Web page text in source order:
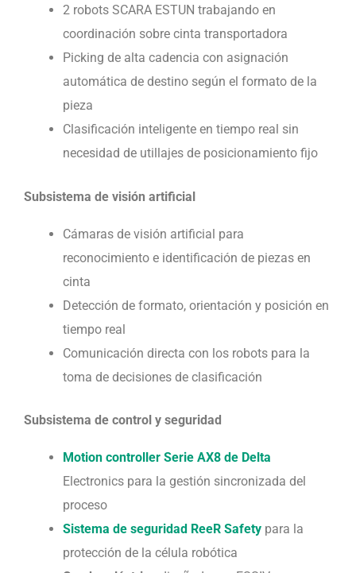
2 robots SCARA ESTUN trabajando en
coordinación sobre cinta transportadora
Picking de alta cadencia con asignación
automática de destino según el formato de la
pieza
Clasificación inteligente en tiempo real sin
necesidad de utillajes de posicionamiento fijo
Subsistema de visión artificial
Cámaras de visión artificial para
reconocimiento e identificación de piezas en
cinta
Detección de formato, orientación y posición en
tiempo real
Comunicación directa con los robots para la
toma de decisiones de clasificación
Subsistema de control y seguridad
Motion controller Serie AX8 de Delta
Electronics para la gestión sincronizada del
proceso
Sistema de seguridad ReeR Safety para la
protección de la célula robótica